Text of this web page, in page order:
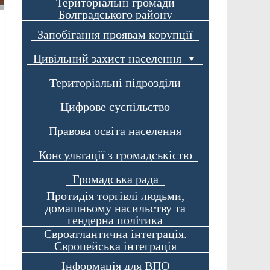
Болградського району
Запобігання проявам корупції
Цивільний захист населення
Територіальні підрозділи
Цифрове суспільство
Правова освіта населення
Консультації з громадськістю
Громадська рада
Протидія торгівлі людьми,
домашньому насильству та
гендерна політика
Євроатлантична інтеграція.
Європейська інтеграція
Інформація для ВПО